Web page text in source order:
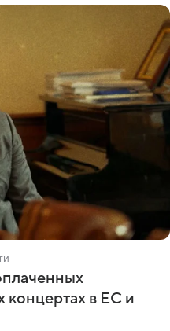
концертах в ЕС и